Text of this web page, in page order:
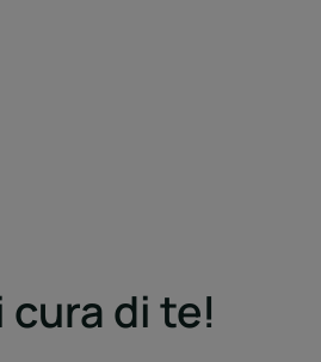
di te!